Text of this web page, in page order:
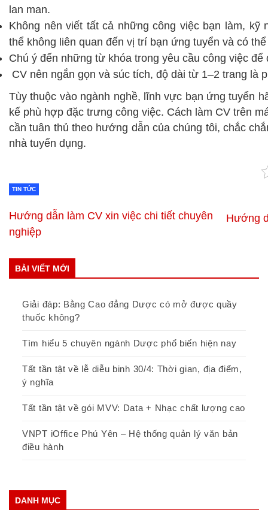
lan man.
Không nên viết tất cả những công việc bạn làm, kỹ
thể không liên quan đến vị trí bạn ứng tuyển và có
Chú ý đến những từ khóa trong yêu cầu công việc
CV nên ngắn gọn và súc tích, độ dài từ 1–2 trang là
Tùy thuộc vào ngành nghề, lĩnh vực bạn ứng tuyển
kế phù hợp đặc trưng công việc. Cách làm CV trên
cần tuân thủ theo hướng dẫn của chúng tôi, chắc
nhà tuyển dụng.
TIN TỨC
Hướng dẫn làm CV xin việc chi tiết chuyên
nghiệp
Hướng
BÀI VIẾT MỚI
Giải đáp: Bằng Cao đẳng Dược có mở được quầy
thuốc không?
Tìm hiểu 5 chuyên ngành Dược phổ biến hiện nay
Tất tần tật về lễ diễu binh 30/4: Thời gian, địa điểm,
ý nghĩa
Tất tần tật về gói MVV: Data + Nhạc chất lượng cao
VNPT iOffice Phú Yên – Hệ thống quản lý văn bản
điều hành
DANH MỤC